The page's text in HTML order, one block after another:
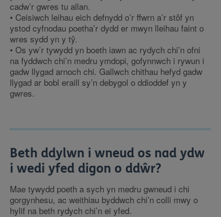
cadw’r gwres tu allan.
• Ceisiwch leihau eich defnydd o’r ffwrn a’r stôf yn
ystod cyfnodau poetha’r dydd er mwyn lleihau faint o
wres sydd yn y tŷ.
• Os yw’r tywydd yn boeth iawn ac rydych chi’n ofni
na fyddwch chi’n medru ymdopi, gofynnwch i rywun i
gadw llygad arnoch chi. Gallwch chithau hefyd gadw
llygad ar bobl eraill sy’n debygol o ddioddef yn y
gwres.
Beth ddylwn i wneud os nad ydw
i wedi yfed digon o ddŵr?
Mae tywydd poeth a sych yn medru gwneud i chi
gorgynhesu, ac weithiau byddwch chi’n colli mwy o
hylif na beth rydych chi’n ei yfed.